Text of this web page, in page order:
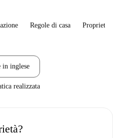
Regole di casa
in inglese
realizzata